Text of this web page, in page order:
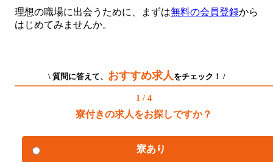
理想の職場に出会うために、まずは無料の会員登録から
はじめてみませんか。
\ 質問に答えて、 おすすめ求人をチェック！ /
1 / 4
寮付きの求人をお探しですか？
寮あり